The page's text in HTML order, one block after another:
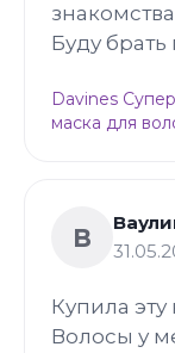
Буду
Davines
маска для
В
Купила
Волосы у